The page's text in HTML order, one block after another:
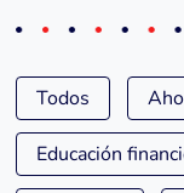
Todos
Educación